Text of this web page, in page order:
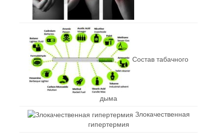
Состав табачного
дыма
Злокачественная
гипертермия